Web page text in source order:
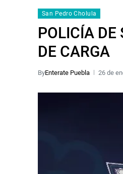
San Pedro Cholula
POLICÍA DE
DE CARGA
ByEnterate Puebla 26 de